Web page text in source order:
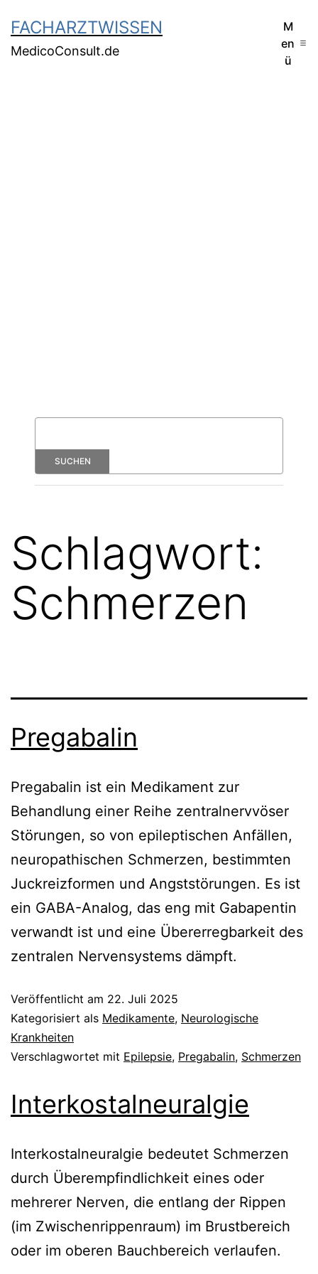
FACHARZTWISSEN
MedicoConsult.de
M
en
ü
Schlagwort:
Schmerzen
Pregabalin
Pregabalin ist ein Medikament zur
Behandlung einer Reihe zentralnervvöser
Störungen, so von epileptischen Anfällen,
neuropathischen Schmerzen, bestimmten
Juckreizformen und Angststörungen. Es ist
ein GABA-Analog, das eng mit Gabapentin
verwandt ist und eine Übererregbarkeit des
zentralen Nervensystems dämpft.
Veröffentlicht am 22. Juli 2025
Kategorisiert als Medikamente, Neurologische
Krankheiten
Verschlagwortet mit Epilepsie, Pregabalin, Schmerzen
Interkostalneuralgie
Interkostalneuralgie bedeutet Schmerzen
durch Überempfindlichkeit eines oder
mehrerer Nerven, die entlang der Rippen
(im Zwischenrippenraum) im Brustbereich
oder im oberen Bauchbereich verlaufen.